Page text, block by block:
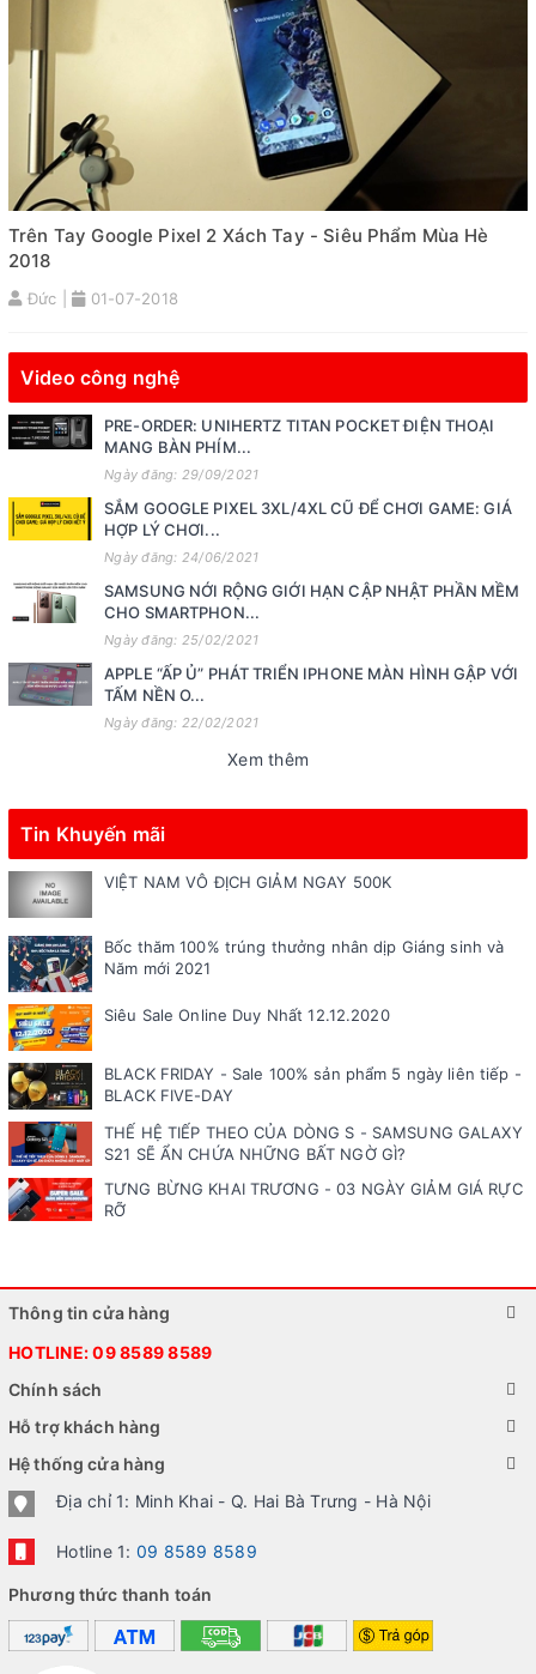
Trên Tay Google Pixel 2 Xách Tay - Siêu Phẩm Mùa Hè
2018
Đức | 01-07-2018
Video công nghệ
PRE-ORDER: UNIHERTZ TITAN POCKET ĐIỆN THOẠI
MANG BÀN PHÍM...
Ngày đăng: 29/09/2021
SẮM GOOGLE PIXEL 3XL/4XL CŨ ĐỂ CHƠI GAME: GIÁ
HỢP LÝ CHƠI...
Ngày đăng: 24/06/2021
SAMSUNG NỚI RỘNG GIỚI HẠN CẬP NHẬT PHẦN MỀM
CHO SMARTPHON...
Ngày đăng: 25/02/2021
APPLE “ẤP Ủ” PHÁT TRIỂN IPHONE MÀN HÌNH GẬP VỚI
TẤM NỀN O...
Ngày đăng: 22/02/2021
Xem thêm
Tin Khuyến mãi
VIỆT NAM VÔ ĐỊCH GIẢM NGAY 500K
Bốc thăm 100% trúng thưởng nhân dịp Giáng sinh và
Năm mới 2021
Siêu Sale Online Duy Nhất 12.12.2020
BLACK FRIDAY - Sale 100% sản phẩm 5 ngày liên tiếp -
BLACK FIVE-DAY
THẾ HỆ TIẾP THEO CỦA DÒNG S - SAMSUNG GALAXY
S21 SẼ ẨN CHỨA NHỮNG BẤT NGỜ GÌ?
TƯNG BỪNG KHAI TRƯƠNG - 03 NGÀY GIẢM GIÁ RỰC
RỠ
Thông tin cửa hàng
HOTLINE:09 8589 8589
Chính sách
Hỗ trợ khách hàng
Hệ thống cửa hàng
Địa chỉ 1: Minh Khai - Q. Hai Bà Trưng - Hà Nội
Hotline 1: 09 8589 8589
Phương thức thanh toán